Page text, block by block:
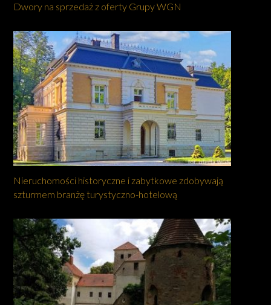
Dwory na sprzedaż z oferty Grupy WGN
Nieruchomości historyczne i zabytkowe zdobywają
szturmem branżę turystyczno-hotelową